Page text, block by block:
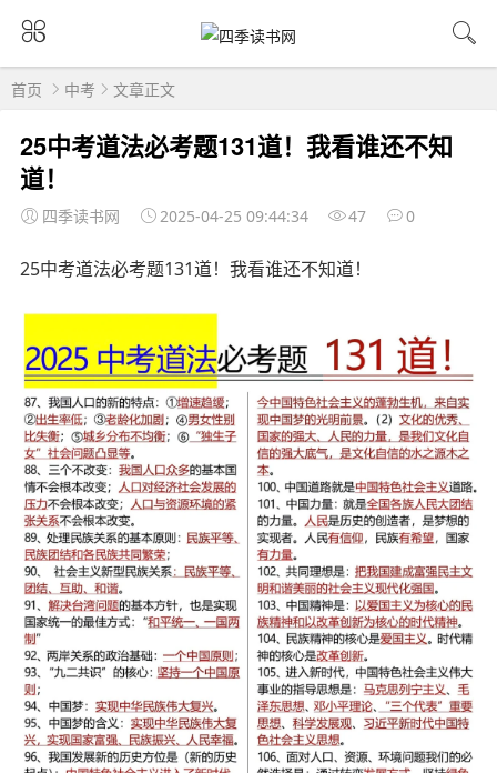
首页 中考 文章正文
25中考道法必考题131道！我看谁还不知
道！
四季读书网 2025-04-25 09:44:34 47 0
25中考道法必考题131道！我看谁还不知道！